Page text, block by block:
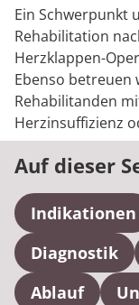
Ein Schwerpunkt
Rehabilitation
Herzklappen-
Ebenso betreuen
Rehabilitanden
Herzinsuffizienz
Auf dieser
Indikationen
Diagnostik
Ablauf